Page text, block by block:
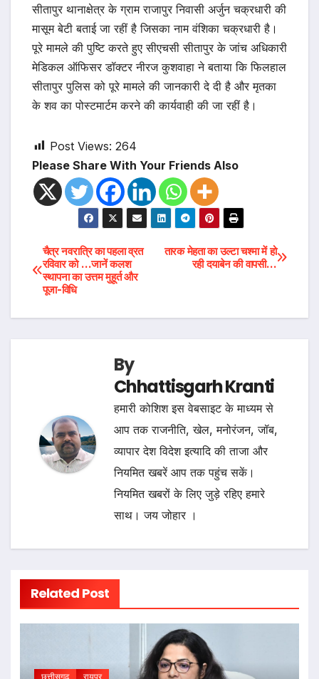
सीतापुर थानाक्षेत्र के ग्राम राजापुर निवासी अर्जुन चक्रधारी की
मासूम बेटी बताई जा रहीं है जिसका नाम वंशिका चक्रधारी है।
पूरे मामले की पुष्टि करते हुए सीएचसी सीतापुर के जांच अधिकारी
मेडिकल ऑफिसर डॉक्टर नीरज कुशवाहा ने बताया कि फिलहाल
सीतापुर पुलिस को पूरे मामले की जानकारी दे दी है और मृतका
के शव का पोस्टमार्टम करने की कार्यवाही की जा रहीं है।
Post Views: 264
Please Share With Your Friends Also
Post
navigation
तारक मेहता का उल्टा चश्मा में हो
रही दयाबेन की वापसी…
चैत्र नवरात्रि का पहला व्रत
रविवार को …जानें कलश
स्थापना का उत्तम मुहूर्त और
पूजा-विधि
By
Chhattisgarh Kranti
हमारी कोशिश इस वेबसाइट के माध्यम से
आप तक राजनीति, खेल, मनोरंजन, जॉब,
व्यापार देश विदेश इत्यादि की ताजा और
नियमित खबरें आप तक पहुंच सकें।
नियमित खबरों के लिए जुड़े रहिए हमारे
साथ। जय जोहार ।
Related Post
छत्तीसगढ़ रायपुर